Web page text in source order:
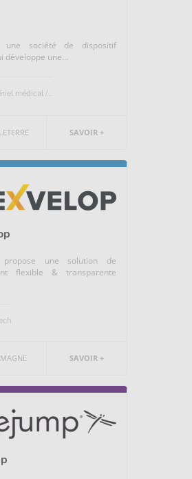
une société de dispositif
développe une...
médical /...
SAVOIR +
propose une solution de
flexible & transparente
SAVOIR +